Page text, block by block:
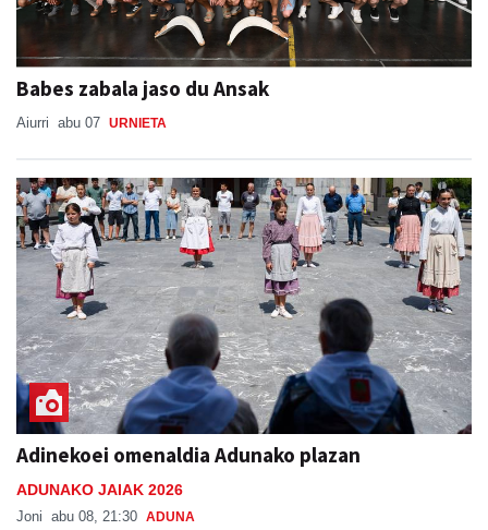
Babes zabala jaso du Ansak
Aiurri abu 07 URNIETA
Adinekoei omenaldia Adunako plazan
ADUNAKO JAIAK 2026
Joni abu 08, 21:30 ADUNA